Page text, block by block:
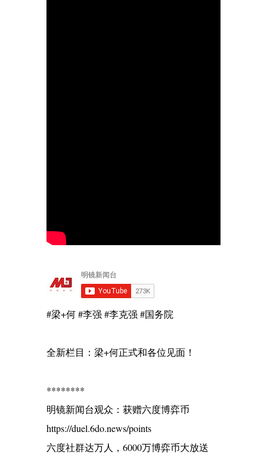
#梁+何 #李强 #李克强 #国务院
全新栏目：梁+何正式和各位见面！
********
明镜新闻台观众：获赠六度博弈币
https://duel.6do.news/points
六度社群达万人，6000万博弈币大放送